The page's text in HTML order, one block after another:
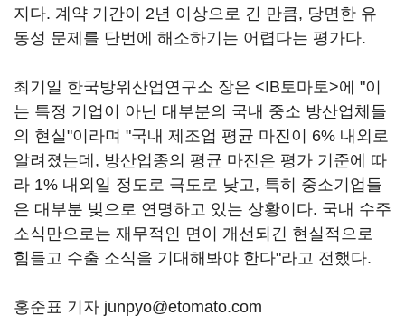
지다. 계약 기간이 2년 이상으로 긴 만큼, 당면한 유
동성 문제를 단번에 해소하기는 어렵다는 평가다.
최기일 한국방위산업연구소 장은 <IB토마토>에 "이
는 특정 기업이 아닌 대부분의 국내 중소 방산업체들
의 현실"이라며 "국내 제조업 평균 마진이 6% 내외로
알려졌는데, 방산업종의 평균 마진은 평가 기준에 따
라 1% 내외일 정도로 극도로 낮고, 특히 중소기업들
은 대부분 빚으로 연명하고 있는 상황이다. 국내 수주
소식만으로는 재무적인 면이 개선되긴 현실적으로
힘들고 수출 소식을 기대해봐야 한다"라고 전했다.
홍준표 기자 junpyo@etomato.com